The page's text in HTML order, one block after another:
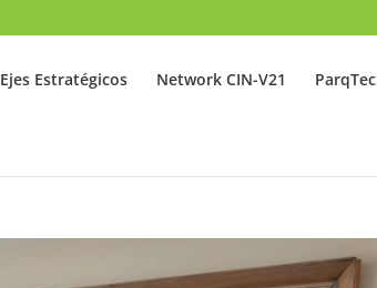
Ejes Estratégicos Network CIN-V21 ParqTec